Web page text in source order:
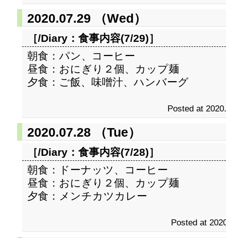
2020.07.29 （Wed）
［/Diary： 食事内容(7/29)］
朝食：パン、コーヒー
昼食：おにぎり２個、カップ麺
夕食：ご飯、味噌汁、ハンバーグ
Posted at
2020.07.28 （Tue）
［/Diary： 食事内容(7/28)］
朝食：ドーナッツ、コーヒー
昼食：おにぎり２個、カップ麺
夕食：メンチカツカレー
Posted at